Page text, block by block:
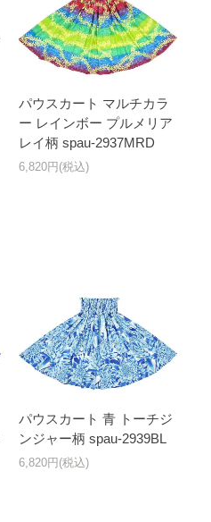
パウスカート マルチカラ
ー レインボー プルメリア
レイ柄 spau-2937MRD
6,820円(税込)
パウスカート 青 トーチジ
ンジャー柄 spau-2939BL
6,820円(税込)